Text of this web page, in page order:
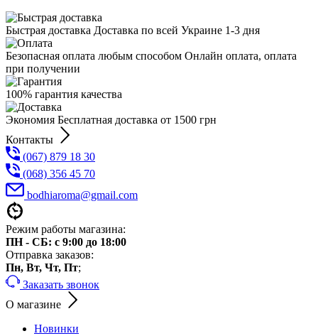
Быстрая доставка Доставка по всей Украине 1-3 дня
Безопасная оплата любым способом Онлайн оплата, оплата
при получении
100% гарантия качества
Экономия Бесплатная доставка от 1500 грн
Контакты
(067) 879 18 30
(068) 356 45 70
bodhiaroma@gmail.com
Режим работы магазина:
ПН - СБ: с 9:00 до 18:00
Отправка заказов:
Пн, Вт, Чт, Пт;
Заказать звонок
О магазине
Новинки